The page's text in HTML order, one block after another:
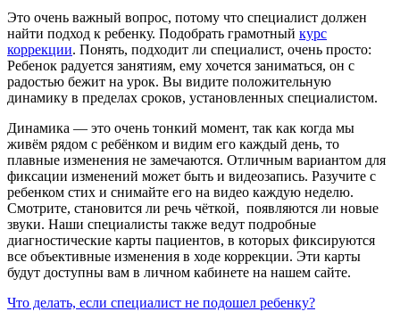
Это очень важный вопрос, потому что специалист должен
найти подход к ребенку. Подобрать грамотный курс
коррекции. Понять, подходит ли специалист, очень просто:
Ребенок радуется занятиям, ему хочется заниматься, он с
радостью бежит на урок. Вы видите положительную
динамику в пределах сроков, установленных специалистом.
Динамика — это очень тонкий момент, так как когда мы
живём рядом с ребёнком и видим его каждый день, то
плавные изменения не замечаются. Отличным вариантом для
фиксации изменений может быть и видеозапись. Разучите с
ребенком стих и снимайте его на видео каждую неделю.
Смотрите, становится ли речь чёткой, появляются ли новые
звуки. Наши специалисты также ведут подробные
диагностические карты пациентов, в которых фиксируются
все объективные изменения в ходе коррекции. Эти карты
будут доступны вам в личном кабинете на нашем сайте.
Что делать, если специалист не подошел ребенку?